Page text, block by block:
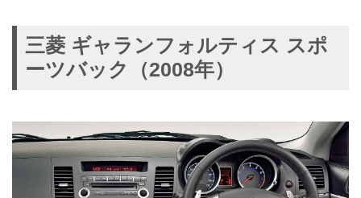
三菱 ギャランフォルティス スポ
ーツバック（2008年）